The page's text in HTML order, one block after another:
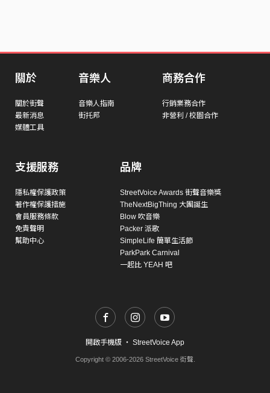
關於
關於街聲
最新消息
媒體工具
音樂人
音樂人指南
街托邦
商務合作
行銷業務合作
非營利 / 校園合作
支援服務
隱私權保護政策
著作權保護措施
會員服務條款
免責聲明
幫助中心
品牌
StreetVoice Awards 街聲音樂獎
TheNextBigThing 大團誕生
Blow 吹音樂
Packer 派歌
SimpleLife 簡單生活節
ParkPark Carnival
一起比 YEAH 吧
開啟手機版 ・ StreetVoice App
Copyright © 2006-2026 StreetVoice 街聲.